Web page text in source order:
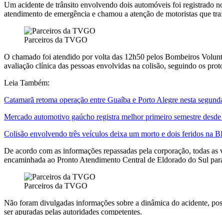
Um acidente de trânsito envolvendo dois automóveis foi registrado
atendimento de emergência e chamou a atenção de motoristas que
Parceiros da TVGO
O chamado foi atendido por volta das 12h50 pelos Bombeiros
avaliação clínica das pessoas envolvidas na colisão, seguindo os
Leia Também:
Catamarã retoma operação entre Guaíba e Porto Alegre nesta
Mercado automotivo gaúcho registra melhor primeiro semestre
Colisão envolvendo três veículos deixa um morto e dois feridos na
De acordo com as informações repassadas pela corporação, todas
encaminhada ao Pronto Atendimento Central de Eldorado do Sul
Parceiros da TVGO
Não foram divulgadas informações sobre a dinâmica do acidente,
ser apuradas pelas autoridades competentes.